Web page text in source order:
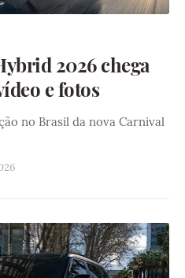
2026 chega
e fotos
no Brasil da nova Carnival